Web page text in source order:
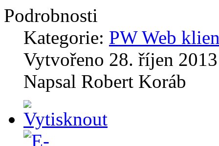
Podrobnosti
Kategorie: PW Web
Vytvořeno 28. říjen 2013
Napsal Robert Koráb